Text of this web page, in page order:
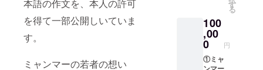
本語の作文を、本人の許可
を得て一部公開しいていま
す。
ミャンマーの若者の想い
は、メ
ンバー
の皆さ
まと相
互にコ
年4月頃
年4月ま
で年1回
予定）
⑤オン
ライン
飲み比
ト（各3
袋）
（2022
年4月頃
予定）
す
る
100
,00
0 円
①ミャ